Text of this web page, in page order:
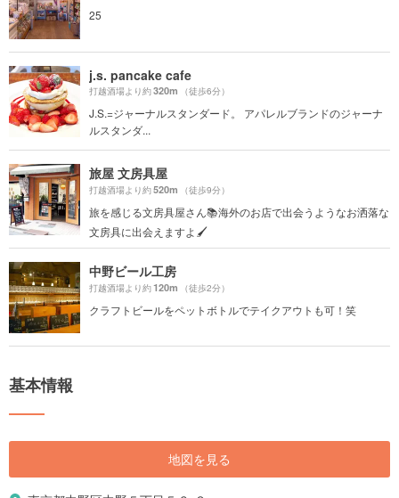
25
j.s. pancake cafe
打越酒場より約320m （徒歩6分）
J.S.=ジャーナルスタンダード。 アパレルブランドのジャーナ
ルスタンダ...
旅屋 文房具屋
打越酒場より約520m （徒歩9分）
旅を感じる文房具屋さん📚海外のお店で出会うようなお洒落な
文房具に出会えますよ🖌
中野ビール工房
打越酒場より約120m （徒歩2分）
クラフトビールをペットボトルでテイクアウトも可！笑
基本情報
地図を見る